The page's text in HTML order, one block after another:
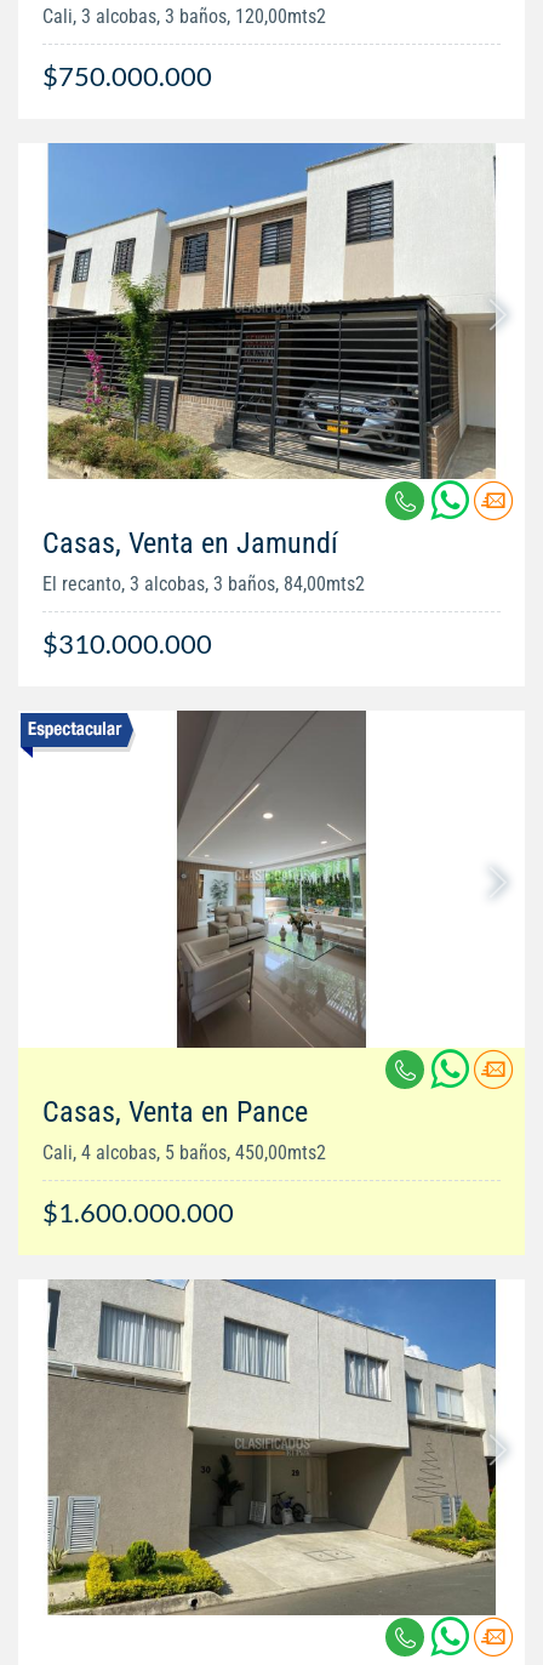
Cali, 3 alcobas, 3 baños, 120,00mts2
$750.000.000
Casas, Venta en Jamundí
El recanto, 3 alcobas, 3 baños, 84,00mts2
$310.000.000
Casas, Venta en Pance
Cali, 4 alcobas, 5 baños, 450,00mts2
$1.600.000.000